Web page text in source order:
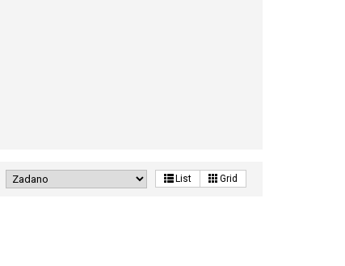
List Grid